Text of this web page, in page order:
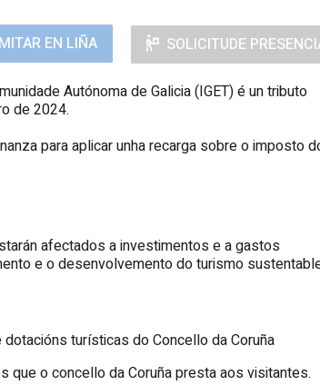
EN LIÑA SOLICITUDE
Autónoma de Galicia (IGET) é un tributo
de 2024.
para aplicar unha recarga sobre o imposto
afectados a investimentos e a gastos
e o desenvolvemento do turismo
turísticas do Concello da Coruña
o concello da Coruña presta aos visitantes.